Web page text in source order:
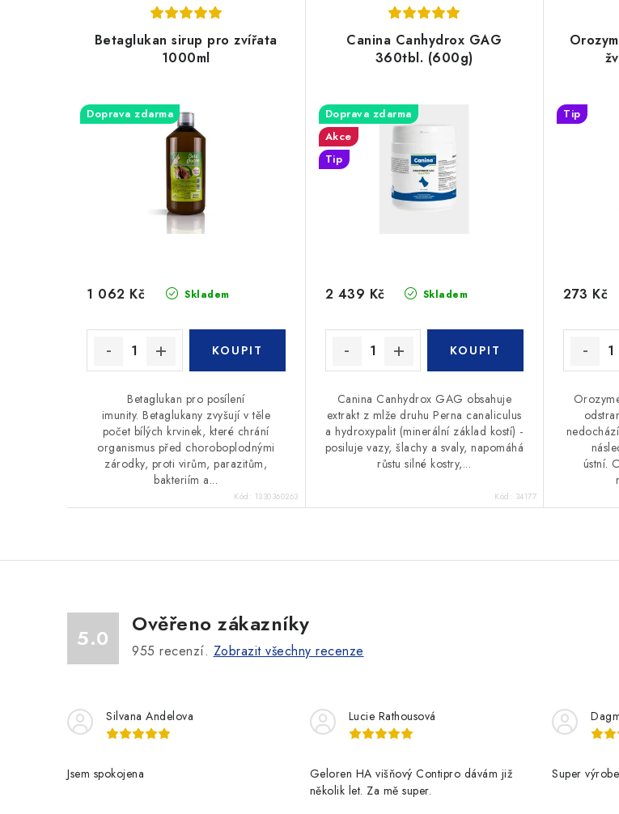
Betaglukan sirup pro zvířata
1000ml
Doprava zdarma
Skladem
1 062 Kč
Betaglukan pro posílení
imunity. Betaglukany zvyšují v těle
počet bílých krvinek, které chrání
organismus před choroboplodnými
zárodky, proti virům, parazitům,
bakteriím a...
Kód: 1330360263
Canina Canhydrox GAG
360tbl. (600g)
Doprava zdarma
Akce
Tip
Skladem
2 439 Kč
Canina Canhydrox GAG obsahuje
extrakt z mlže druhu Perna canaliculus
a hydroxypalit (minerální základ kostí) -
posiluje vazy, šlachy a svaly, napomáhá
růstu silné kostry,...
Kód: 34177
Tip
273 Kč
ústní.
5.0
Ověřeno zákazníky
955 recenzí. Zobrazit všechny recenze
Silvana Andelova
Jsem spokojena
Lucie Rathousová
Geloren HA višňový Contipro dávám již
několik let. Za mě super.
Super